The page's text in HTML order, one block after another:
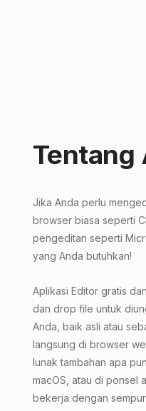
Tentang
Jika Anda perlu
browser biasa seperti
pengeditan seperti
yang Anda butuhkan!
Aplikasi Editor gratis
dan drop file untuk
Anda, baik asli atau
langsung di browser
lunak tambahan apa
macOS, atau di ponsel
bekerja dengan